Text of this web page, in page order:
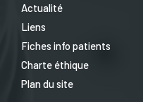
Actualité
Liens
Fiches info patients
Charte éthique
Plan du site